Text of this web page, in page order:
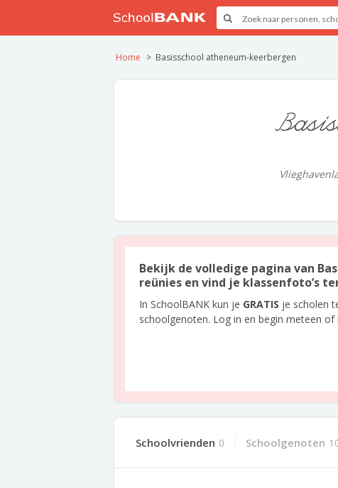
Home Basisschool atheneum-keerbergen
Bekijk de volledige pagina van
reünies en vind je klassenfoto’s
In SchoolBANK kun je GRATIS je scholen
schoolgenoten. Log in en begin meteen of
Schoolvrienden 0 Schoolgenoten